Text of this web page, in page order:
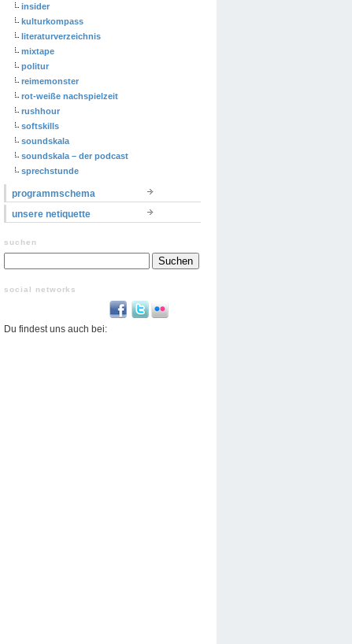
insider
kulturkompass
literaturverzeichnis
mixtape
politur
reimemonster
rot-weiße nachspielzeit
rushhour
softskills
soundskala
soundskala – der podcast
sprechstunde
programmschema
unsere netiquette
suchen
social networks
Du findest uns auch bei: